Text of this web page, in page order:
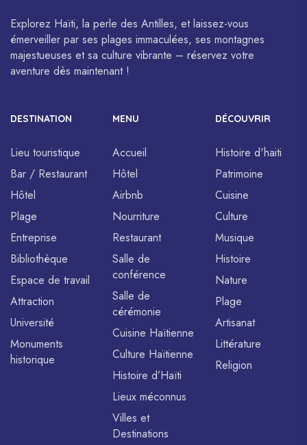
Explorez Haïti, la perle des Antilles, et laissez-vous
émerveiller par ses plages immaculées, ses montagnes
majestueuses et sa culture vibrante – réservez votre
aventure dès maintenant !
DESTINATION
Lieu touristique
Bar / Restaurant
Hôtel
Plage
Entreprise
Bibliothèque
Espace de travail
Attraction
Université
Monuments
historique
MENU
Accueil
Hôtel
Airbnb
Nourriture
Restaurant
Salle de
conférence
Salle de
cérémonie
Cuisine Haïtienne
Culture Haïtienne
Histoire d’Haïti
Lieux méconnus
Villes et
Destinations
DÉCOUVRIR
Histoire d'haiti
Patrimoine
Cuisine
Culture
Musique
Histoire
Nature
Plage
Artisanat
Littérature
Religion